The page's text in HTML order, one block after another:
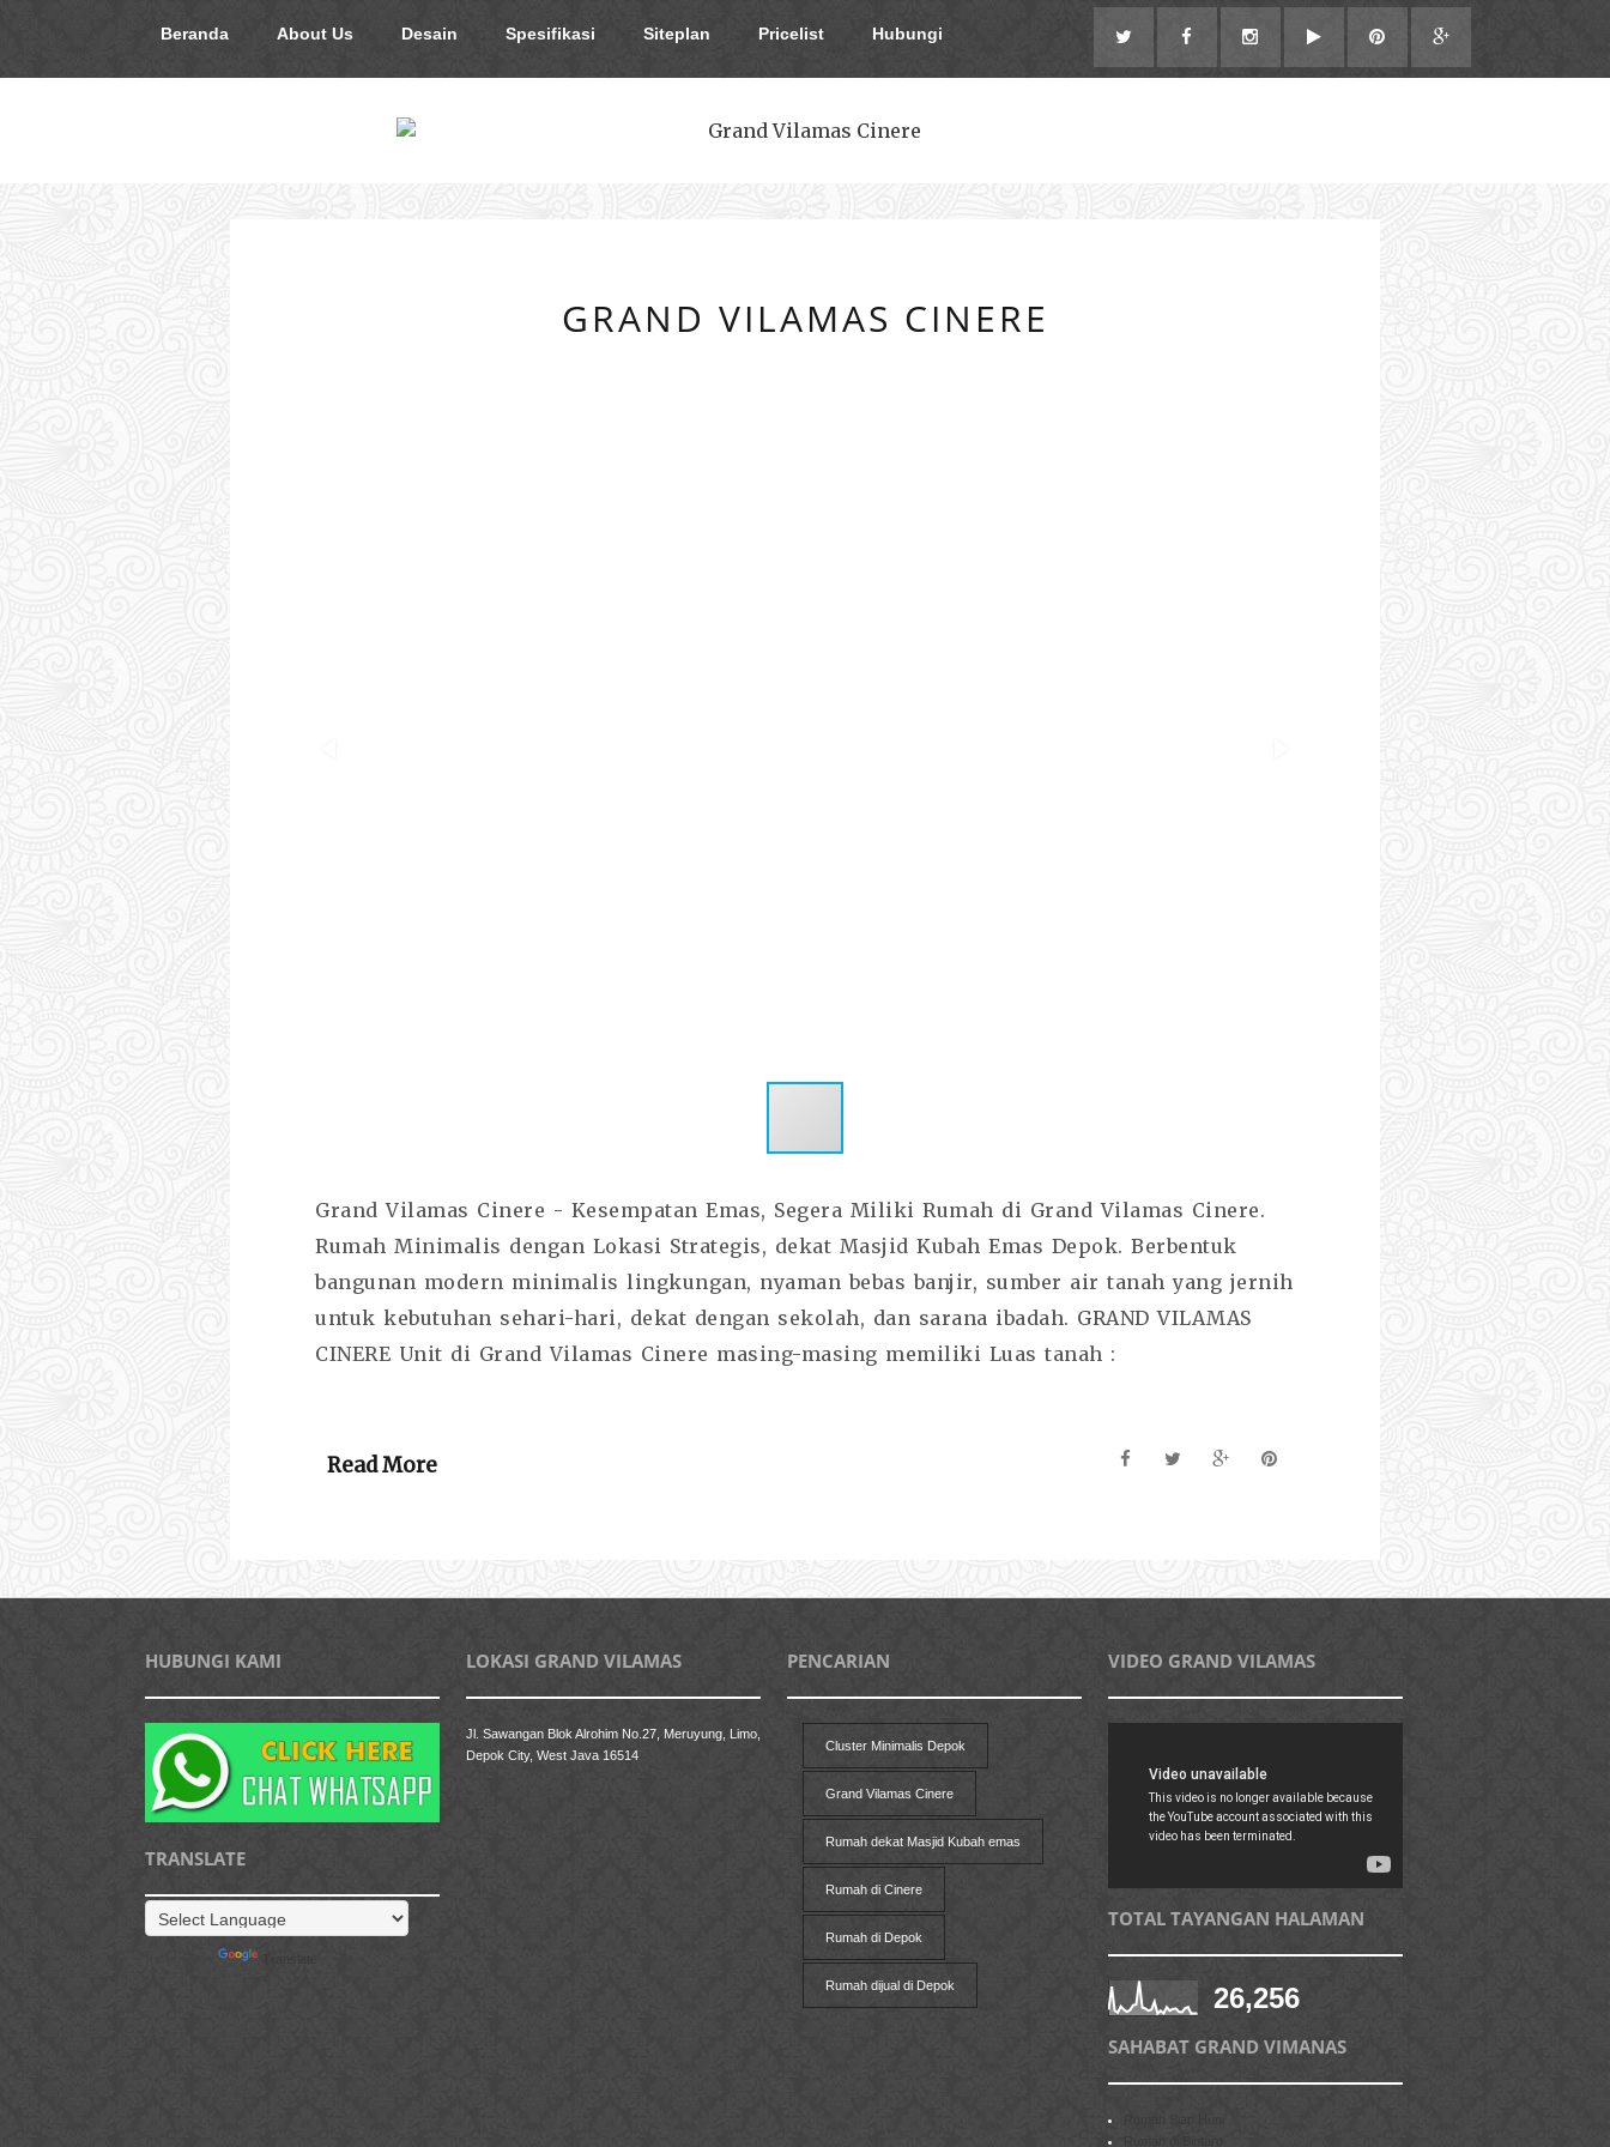
Beranda About Us Desain Spesifikasi Siteplan Pricelist Hubungi
GRAND VILAMAS CINERE
Grand Vilamas Cinere - Kesempatan Emas, Segera Miliki Rumah di Grand Vilamas Cinere.
Rumah Minimalis dengan Lokasi Strategis, dekat Masjid Kubah Emas Depok. Berbentuk
bangunan modern minimalis lingkungan, nyaman bebas banjir, sumber air tanah yang jernih
untuk kebutuhan sehari-hari, dekat dengan sekolah, dan sarana ibadah. GRAND VILAMAS
CINERE Unit di Grand Vilamas Cinere masing-masing memiliki Luas tanah :
Read More
HUBUNGI KAMI
TRANSLATE
LOKASI GRAND VILAMAS
Jl. Sawangan Blok Alrohim No.27, Meruyung, Limo,
Depok City, West Java 16514
PENCARIAN
Cluster Minimalis Depok
Grand Vilamas Cinere
Rumah dekat Masjid Kubah emas
Rumah di Cinere
Rumah di Depok
Rumah dijual di Depok
VIDEO GRAND VILAMAS
TOTAL TAYANGAN HALAMAN
26,256
SAHABAT GRAND VIMANAS